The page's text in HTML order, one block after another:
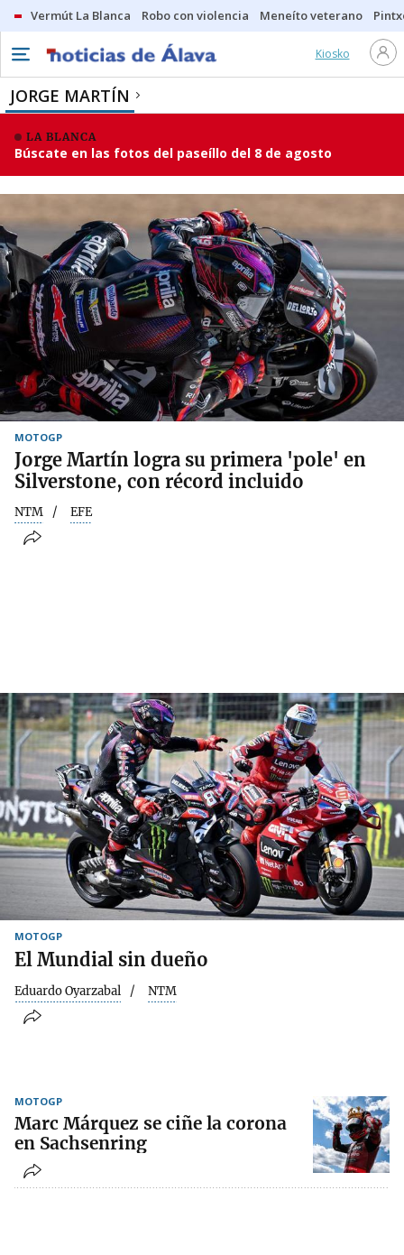
Vermút La Blanca Robo con violencia Meneíto veterano
Kiosko
JORGE MARTÍN
LA BLANCA
Búscate en las fotos del paseíllo del 8 de agosto
MOTOGP
Jorge Martín logra su primera 'pole' en
Silverstone, con récord incluido
NTM EFE
MOTOGP
El Mundial sin dueño
Eduardo Oyarzabal NTM
MOTOGP
Marc Márquez se ciñe la corona
en Sachsenring